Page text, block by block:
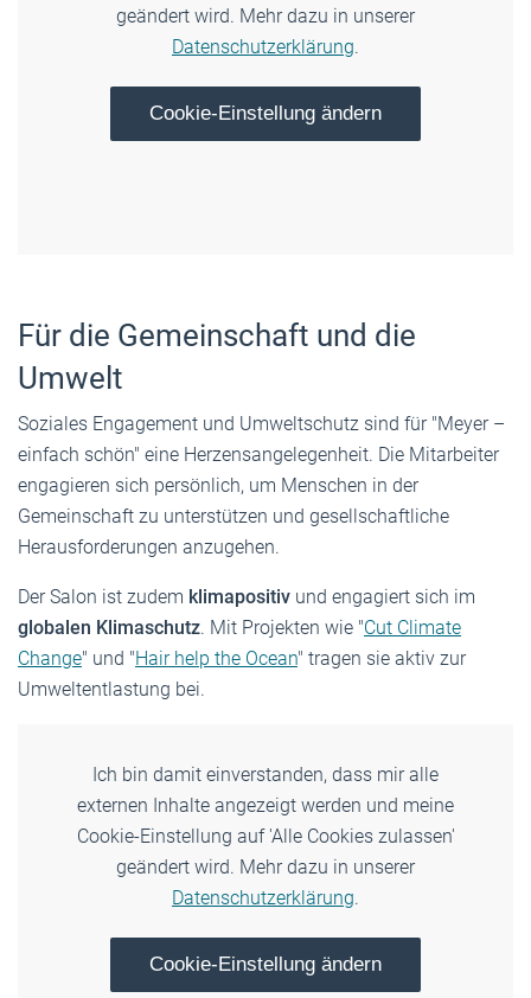
geändert wird. Mehr dazu in unserer
Datenschutzerklärung.
Cookie-Einstellung ändern
Für die Gemeinschaft und die
Umwelt
Soziales Engagement und Umweltschutz sind für "Meyer –
einfach schön" eine Herzensangelegenheit. Die Mitarbeiter
engagieren sich persönlich, um Menschen in der
Gemeinschaft zu unterstützen und gesellschaftliche
Herausforderungen anzugehen.
Der Salon ist zudem klimapositiv und engagiert sich im
globalen Klimaschutz. Mit Projekten wie "Cut Climate
Change" und "Hair help the Ocean" tragen sie aktiv zur
Umweltentlastung bei.
Ich bin damit einverstanden, dass mir alle
externen Inhalte angezeigt werden und meine
Cookie-Einstellung auf 'Alle Cookies zulassen'
geändert wird. Mehr dazu in unserer
Datenschutzerklärung.
Cookie-Einstellung ändern